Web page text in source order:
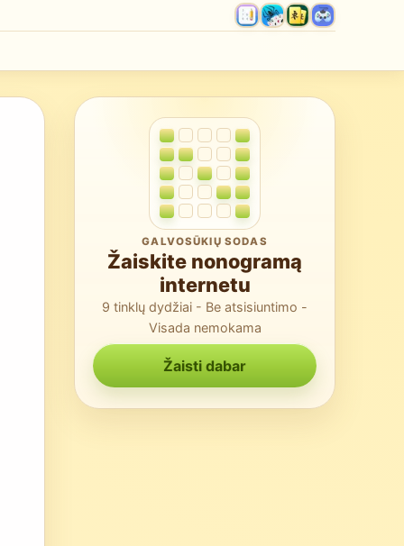
GALVOSŪKIŲ SODAS
Žaiskite nonogramą
internetu
9 tinklų dydžiai - Be atsisiuntimo -
Visada nemokama
Žaisti dabar